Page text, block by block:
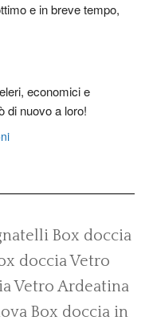
e in breve tempo,
economici e
di nuovo a loro!
Box doccia
doccia Vetro
Vetro Ardeatina
Box doccia in